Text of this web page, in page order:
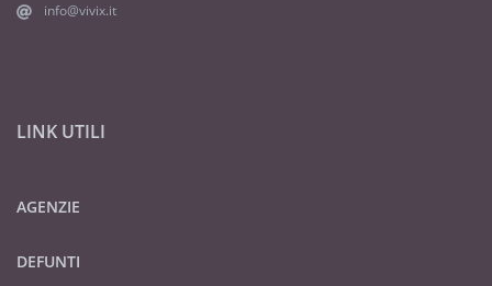
info@vivix.it
LINK UTILI
AGENZIE
DEFUNTI